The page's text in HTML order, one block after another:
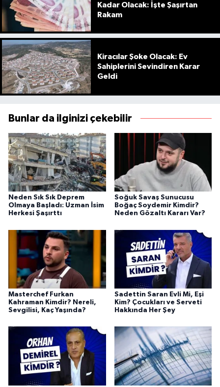
Kadar Olacak: İşte Şaşırtan
Rakam
Kiracılar Şoke Olacak: Ev
Sahiplerini Sevindiren Karar
Geldi
Bunlar da ilginizi çekebilir
Neden Sık Sık Deprem
Olmaya Başladı: Uzman İsim
Herkesi Şaşırttı
Soğuk Savaş Sunucusu
Boğaç Soydemir Kimdir?
Neden Gözaltı Kararı Var?
Masterchef Furkan
Kahraman Kimdir? Nereli,
Sevgilisi, Kaç Yaşında?
Sadettin Saran Evli Mi, Eşi
Kim? Çocukları ve Serveti
Hakkında Her Şey